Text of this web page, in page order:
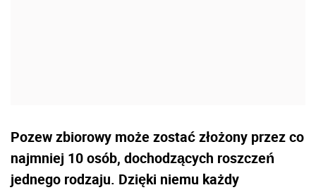
Pozew zbiorowy może zostać złożony przez co
najmniej 10 osób, dochodzących roszczeń
jednego rodzaju. Dzięki niemu każdy